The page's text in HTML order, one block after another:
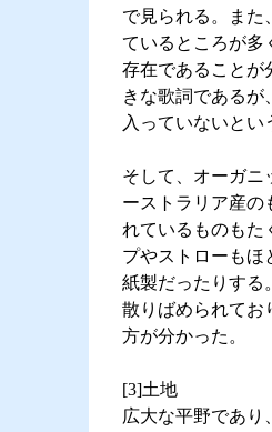
で見られる。また
ているところが多
存在であることが
きな歌詞である
入っていないと
そして、オーガニ
ーストラリア産の
れているものもた
プやストローもほ
紙製だったりする
散りばめられてお
方が分かった。
[3]土地
広大な平野であ